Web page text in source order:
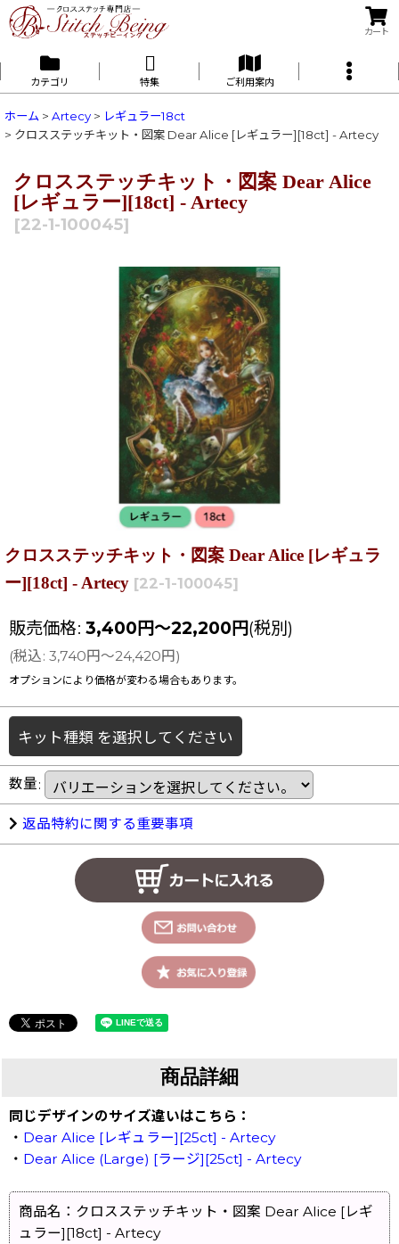
カート
カテゴリ 特集 ご利用案内
ホーム > Artecy > レギュラー18ct
> クロスステッチキット・図案 Dear Alice [レギュラー][18ct] - Artecy
クロスステッチキット・図案 Dear Alice
[レギュラー][18ct] - Artecy
[22-1-100045]
クロスステッチキット・図案 Dear Alice [レギュラ
ー][18ct] - Artecy [22-1-100045]
販売価格: 3,400 円～22,200 円(税別)
(税込: 3,740円 ～24,420円 )
オプションにより価格が変わる場合もあります。
キット種類 を選択してください
数量:
返品特約に関する重要事項
商品詳細
同じデザインのサイズ違いはこちら：
・ Dear Alice [レギュラー][25ct] - Artecy
・ Dear Alice (Large) [ラージ][25ct] - Artecy
商品名：クロスステッチキット・図案 Dear Alice [レギ
ュラー][18ct] - Artecy